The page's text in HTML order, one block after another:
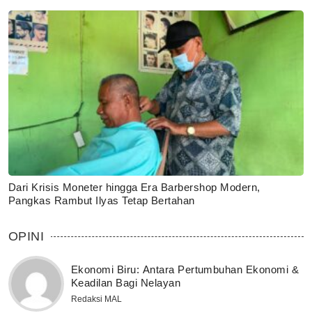
Dari Krisis Moneter hingga Era Barbershop Modern,
Pangkas Rambut Ilyas Tetap Bertahan
OPINI
Ekonomi Biru: Antara Pertumbuhan Ekonomi &
Keadilan Bagi Nelayan
Redaksi MAL